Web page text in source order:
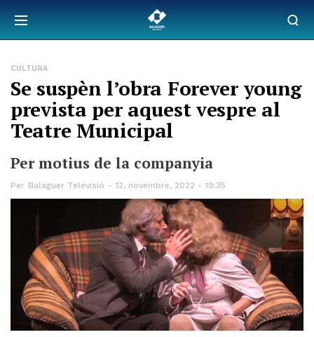
CULTURA
Se suspèn l’obra Forever young
prevista per aquest vespre al
Teatre Municipal
Per motius de la companyia
Per Balaguer Televisió 12, novembre, 2022 - 19:35